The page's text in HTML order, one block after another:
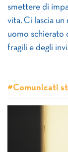
smettere di
vita. Ci lascia un
uomo schierato
fragili e degli
#Comunicati